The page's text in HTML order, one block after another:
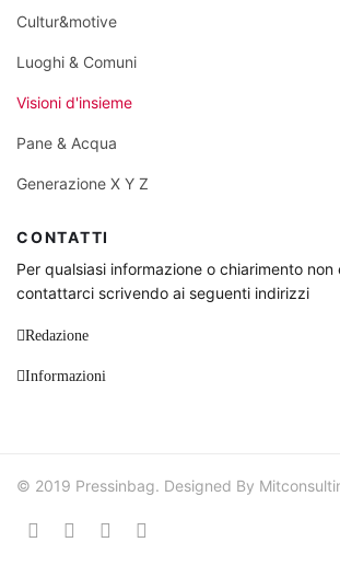
Cultur&motive
Luoghi & Comuni
Visioni d'insieme
Pane & Acqua
Generazione X Y Z
CONTATTI
Per qualsiasi informazione o chiarimento non
contattarci scrivendo ai seguenti indirizzi
Redazione
Informazioni
© 2019 Pressinbag. Designed By